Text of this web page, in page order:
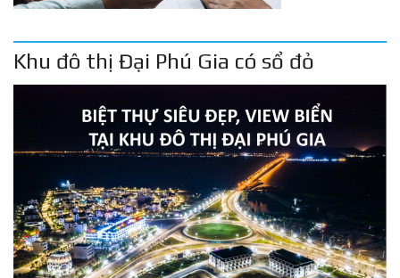
Khu đô thị Đại Phú Gia có sổ đỏ